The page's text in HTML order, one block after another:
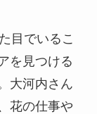
目でいるこ
を見つける
大河内さん
花の仕事や